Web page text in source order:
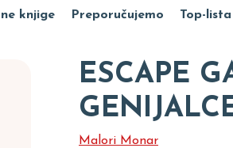
knjige Preporučujemo Top-lista
ESCAPE
Malori Monar